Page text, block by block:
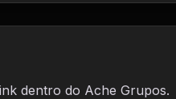
dentro do Ache Grupos.